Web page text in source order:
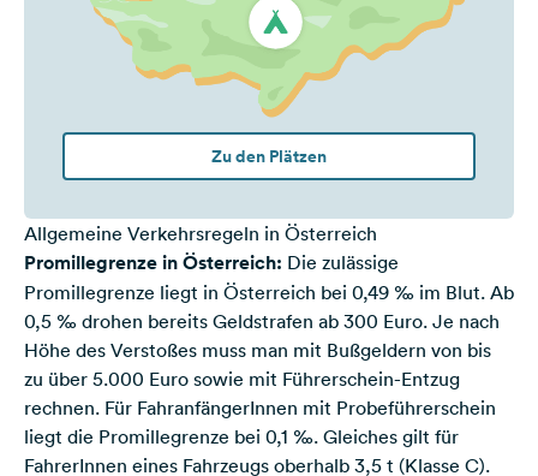
Zu den Plätzen
Allgemeine Verkehrsregeln in Österreich
Promillegrenze in Österreich: Die zulässige
Promillegrenze liegt in Österreich bei 0,49 ‰ im Blut. Ab
0,5 ‰ drohen bereits Geldstrafen ab 300 Euro. Je nach
Höhe des Verstoßes muss man mit Bußgeldern von bis
zu über 5.000 Euro sowie mit Führerschein-Entzug
rechnen. Für FahranfängerInnen mit Probeführerschein
liegt die Promillegrenze bei 0,1 ‰. Gleiches gilt für
FahrerInnen eines Fahrzeugs oberhalb 3,5 t (Klasse C).